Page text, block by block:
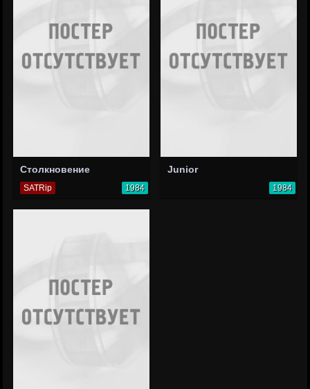
Столкновение
SATRip 1984
Junior
1984